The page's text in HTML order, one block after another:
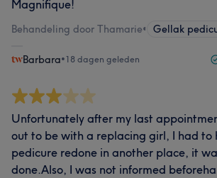
Magnifique!
Behandeling door Thamarie• Gellak
Barbara•18 dagen geleden
Unfortunately after my last
out to be with a replacing girl, I had to
pedicure redone in another place, it
done.Also, I was not informed